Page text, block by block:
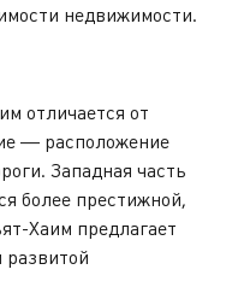
недвижимости.
отличается от
— расположение
Западная часть
более престижной,
Хаим предлагает